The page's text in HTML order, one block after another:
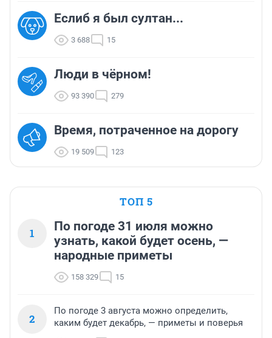
Еслиб я был султан...
3 688 15
Люди в чёрном!
93 390 279
Время, потраченное на дорогу
19 509 123
ТОП 5
1
По погоде 31 июля можно
узнать, какой будет осень, —
народные приметы
158 329 15
2
По погоде 3 августа можно определить,
каким будет декабрь, — приметы и поверья